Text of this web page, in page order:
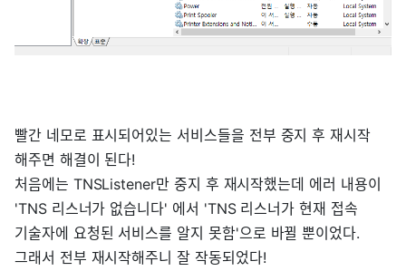
빨간 네모로 표시되어있는 서비스들을 전부 중지 후 재시작
해주면 해결이 된다!
처음에는 TNSListener만 중지 후 재시작했는데 에러 내용이
'TNS 리스너가 없습니다' 에서 'TNS 리스너가 현재 접속
기술자에 요청된 서비스를 알지 못함'으로 바뀔 뿐이었다.
그래서 전부 재시작해주니 잘 작동되었다!